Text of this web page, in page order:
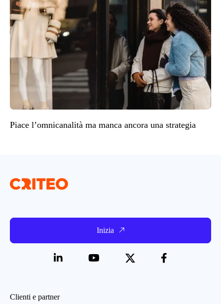
Piace l’omnicanalità ma manca ancora una strategia
Inizia
Clienti e partner